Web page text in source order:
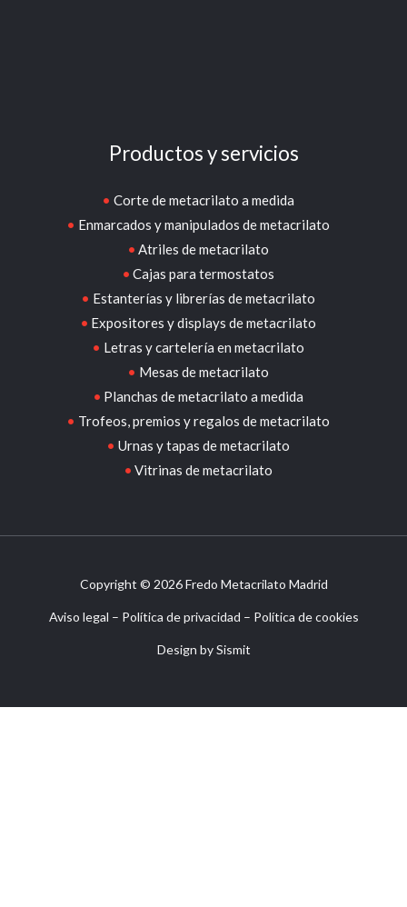
Productos y servicios
Corte de metacrilato a medida
Enmarcados y manipulados de metacrilato
Atriles de metacrilato
Cajas para termostatos
Estanterías y librerías de metacrilato
Expositores y displays de metacrilato
Letras y cartelería en metacrilato
Mesas de metacrilato
Planchas de metacrilato a medida
Trofeos, premios y regalos de metacrilato
Urnas y tapas de metacrilato
Vitrinas de metacrilato
Copyright © 2026 Fredo Metacrilato Madrid
Aviso legal – Política de privacidad – Política de cookies
Design bySismit